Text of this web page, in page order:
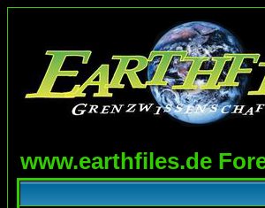
www.earthfiles.de